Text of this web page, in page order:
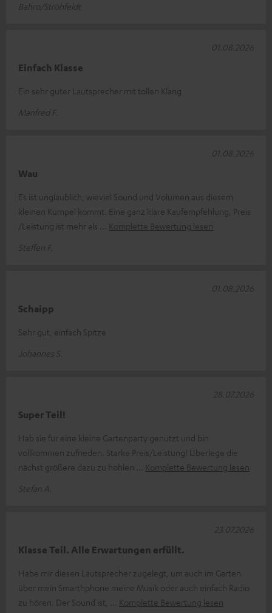
Bahro/Strohfeldt
Einfach Klasse
Ein sehr guter Lautsprecher mit tollen Klang
Manfred F.
01.08.2026
Wau
Es ist unglaublich, wieviel Sound und Volumen aus diesem
kleinen Kumpel kommt. Eine ganz klare Kaufempfehlung, Preis
/Leistung ist mehr als
Komplette Bewertung lesen
Steffen F.
01.08.2026
Schaipp
Sehr gut, einfach Spitze
Johannes S.
01.08.2026
Super Teil!
Hab sie für eine kleine Gartenparty genutzt und bin
vollkommen zufrieden. Starke Preis/Leistung! Überlege die
nächst größere dazu zu hohlen
Komplette Bewertung lesen
Stefan A.
28.07.2026
Klasse Teil. Alle Erwartungen erfüllt.
Habe mir diesen Lautsprecher zugelegt, um auch im Garten
über mein Smarthphone meine Musik oder auch einfach Radio
zu hören. Der Sound ist,
Komplette Bewertung lesen
23.07.2026